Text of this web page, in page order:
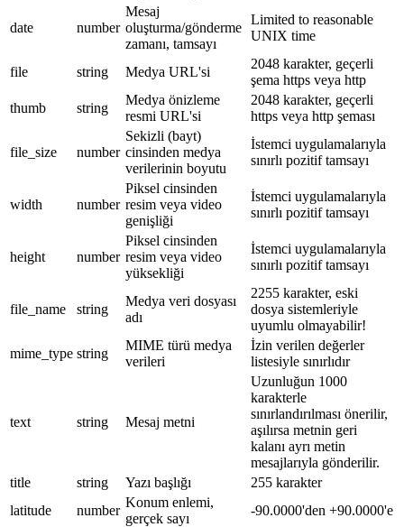
date number
Mesaj
oluşturma/gönderme
zamanı, tamsayı
Limited to reasonable
UNIX time
file string Medya URL'si
2048 karakter, geçerli
şema https veya http
thumb
string
Medya önizleme
resmi URL'si
2048 karakter, geçerli
https veya http şeması
file_size number
Sekizli (bayt)
cinsinden medya
verilerinin boyutu
İstemci uygulamalarıyla
sınırlı pozitif tamsayı
width number
Piksel cinsinden
resim veya video
genişliği
İstemci uygulamalarıyla
sınırlı pozitif tamsayı
height number
Piksel cinsinden
resim veya video
yüksekliği
İstemci uygulamalarıyla
sınırlı pozitif tamsayı
file_name string
Medya veri dosyası
adı
2255 karakter, eski
dosya sistemleriyle
uyumlu olmayabilir!
mime_type string
MIME türü medya
verileri
İzin verilen değerler
listesiyle sınırlıdır
text string Mesaj metni
Uzunluğun 1000
karakterle
sınırlandırılması önerilir,
aşılırsa metnin geri
kalanı ayrı metin
mesajlarıyla gönderilir.
title
string Yazı başlığı
255 karakter
latitude
number
Konum enlemi,
gerçek sayı
-90.0000'den +90.0000'e